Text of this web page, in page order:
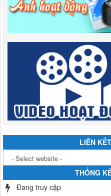
LIÊN
THỐNG
Đang truy cập